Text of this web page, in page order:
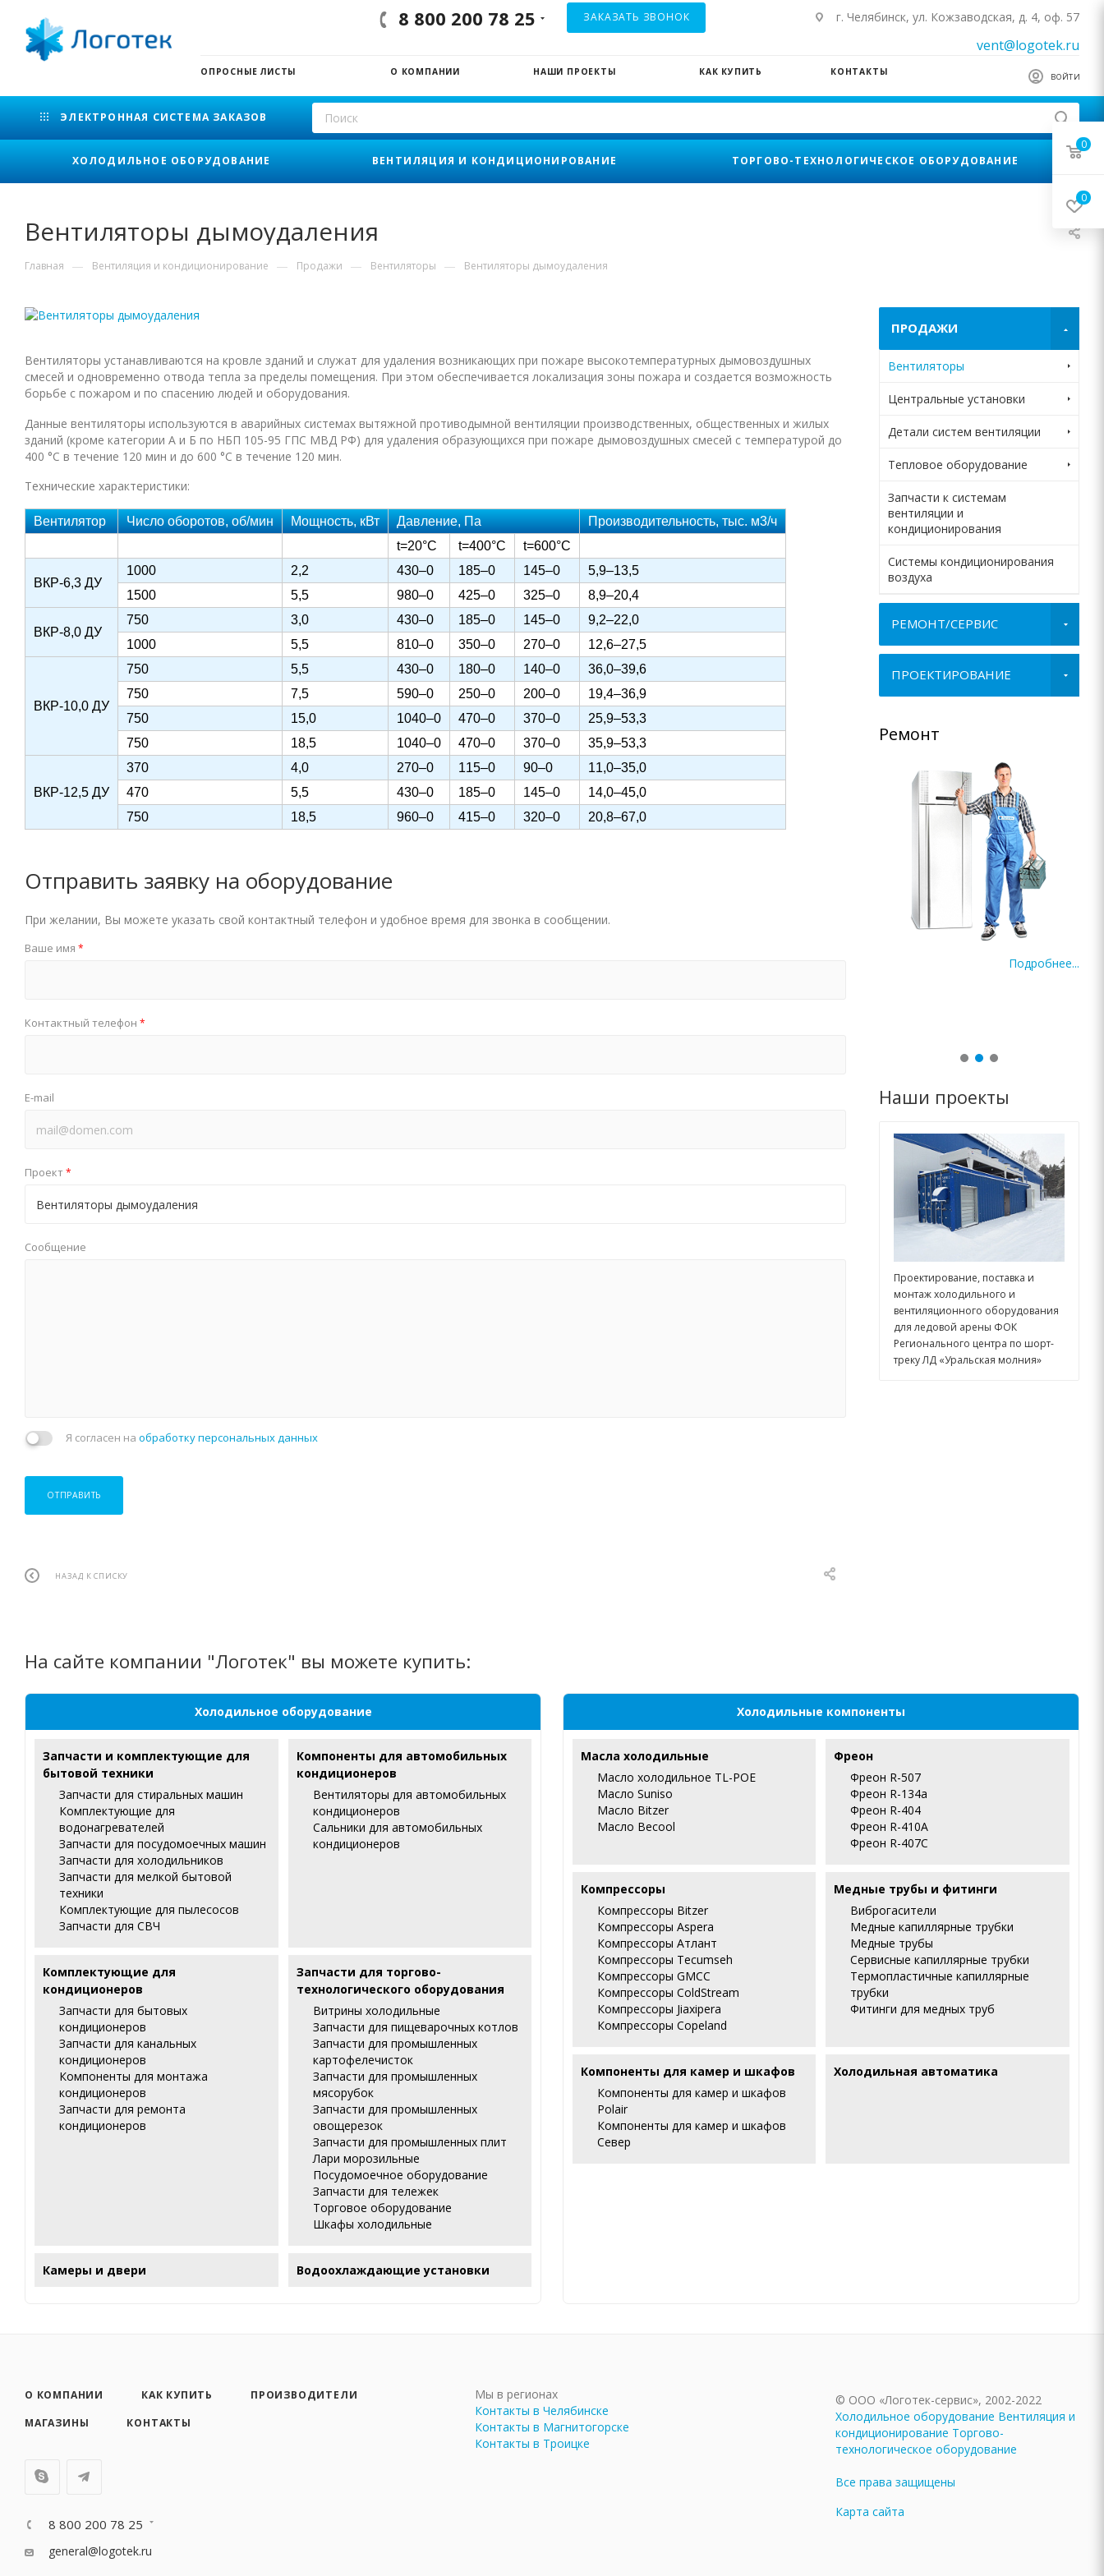
8 800 200 78 25 ЗАКАЗАТЬ ЗВОНОК г. Челябинск, ул. Кожзаводская, д. 4, оф. 57
vent@logotek.ru
ВОЙТИ
ОПРОСНЫЕ ЛИСТЫ О КОМПАНИИ НАШИ ПРОЕКТЫ КАК КУПИТЬ КОНТАКТЫ
ЭЛЕКТРОННАЯ СИСТЕМА ЗАКАЗОВ
ХОЛОДИЛЬНОЕ ОБОРУДОВАНИЕ ВЕНТИЛЯЦИЯ И КОНДИЦИОНИРОВАНИЕ ТОРГОВО-ТЕХНОЛОГИЧЕСКОЕ ОБОРУДОВАНИЕ
Вентиляторы дымоудаления
Главная — Вентиляция и кондиционирование — Продажи — Вентиляторы — Вентиляторы дымоудаления
Вентиляторы устанавливаются на кровле зданий и служат для удаления возникающих при пожаре высокотемпературных дымовоздушных
смесей и одновременно отвода тепла за пределы помещения. При этом обеспечивается локализация зоны пожара и создается возможность
борьбе с пожаром и по спасению людей и оборудования.
Данные вентиляторы используются в аварийных системах вытяжной противодымной вентиляции производственных, общественных и жилых
зданий (кроме категории А и Б по НБП 105-95 ГПС МВД РФ) для удаления образующихся при пожаре дымовоздушных смесей с температурой до
400 °С в течение 120 мин и до 600 °С в течение 120 мин.
Технические характеристики:
Вентилятор Число оборотов, об/мин Мощность, кВт Давление, Па
Производительность, тыс. м3/ч
t=20°C
t=400°C t=600°C
ВКР-6,3 ДУ
1000 2,2 430–0 185–0 145–0
5,9–13,5
1500
5,5 980–0 425–0 325–0 8,9–20,4
ВКР-8,0 ДУ
750 3,0 430–0 185–0 145–0
9,2–22,0
1000
5,5 810–0 350–0 270–0 12,6–27,5
ВКР-10,0 ДУ
750 5,5 430–0 180–0 140–0
36,0–39,6
750
7,5 590–0 250–0 200–0
19,4–36,9
750
15,0 1040–0 470–0 370–0
25,9–53,3
750
18,5 1040–0 470–0 370–0 35,9–53,3
ВКР-12,5 ДУ
370 4,0 270–0 115–0 90–0
11,0–35,0
470
5,5 430–0 185–0 145–0
14,0–45,0
750
18,5 960–0 415–0 320–0 20,8–67,0
Отправить заявку на оборудование
При желании, Вы можете указать свой контактный телефон и удобное время для звонка в сообщении.
Ваше имя *
Контактный телефон *
E-mail
Проект*
Сообщение
Я согласен на обработку персональных данных
ОТПРАВИТЬ
НАЗАД К СПИСКУ
ПРОДАЖИ
Вентиляторы
Центральные установки
Детали систем вентиляции
Тепловое оборудование
Запчасти к системам
вентиляции и
кондиционирования
Системы кондиционирования
воздуха
РЕМОНТ/СЕРВИС
ПРОЕКТИРОВАНИЕ
Монтаж Ремонт
Подробнее...
Наши проекты
Проектирование, поставка и
монтаж холодильного и
вентиляционного оборудования
для ледовой арены ФОК
Регионального центра по шорт-
треку ЛД «Уральская молния»
На сайте компании "Логотек" вы можете купить:
Холодильное оборудование
Запчасти и комплектующие для
бытовой техники
Запчасти для стиральных машин
Комплектующие для
водонагревателей
Запчасти для посудомоечных машин
Запчасти для холодильников
Запчасти для мелкой бытовой
техники
Комплектующие для пылесосов
Запчасти для СВЧ
Компоненты для автомобильных
кондиционеров
Вентиляторы для автомобильных
кондиционеров
Сальники для автомобильных
кондиционеров
Комплектующие для
кондиционеров
Запчасти для бытовых
кондиционеров
Запчасти для канальных
кондиционеров
Компоненты для монтажа
кондиционеров
Запчасти для ремонта
кондиционеров
Запчасти для торгово-
технологического оборудования
Витрины холодильные
Запчасти для пищеварочных котлов
Запчасти для промышленных
картофелечисток
Запчасти для промышленных
мясорубок
Запчасти для промышленных
овощерезок
Запчасти для промышленных плит
Лари морозильные
Посудомоечное оборудование
Запчасти для тележек
Торговое оборудование
Шкафы холодильные
Камеры и двери Водоохлаждающие установки
Холодильные компоненты
Масла холодильные
Масло холодильное TL-POE
Масло Suniso
Масло Bitzer
Масло Becool
Фреон
Фреон R-507
Фреон R-134a
Фреон R-404
Фреон R-410А
Фреон R-407С
Компрессоры
Компрессоры Bitzer
Компрессоры Aspera
Компрессоры Атлант
Компрессоры Tecumseh
Компрессоры GMCC
Компрессоры ColdStream
Компрессоры Jiaxipera
Компрессоры Copeland
Медные трубы и фитинги
Виброгасители
Медные капиллярные трубки
Медные трубы
Сервисные капиллярные трубки
Термопластичные капиллярные
трубки
Фитинги для медных труб
Компоненты для камер и шкафов
Компоненты для камер и шкафов
Polair
Компоненты для камер и шкафов
Север
Холодильная автоматика
О КОМПАНИИ КАК КУПИТЬ
ПРОИЗВОДИТЕЛИ
МАГАЗИНЫ
КОНТАКТЫ
8 800 200 78 25
general@logotek.ru
Мы в регионах
Контакты в Челябинске
Контакты в Магнитогорске
Контакты в Троицке
© ООО «Логотек-сервис», 2002-2022
Холодильное оборудование Вентиляция и
кондиционирование Торгово-
технологическое оборудование
Все права защищены
Карта сайта
0
0